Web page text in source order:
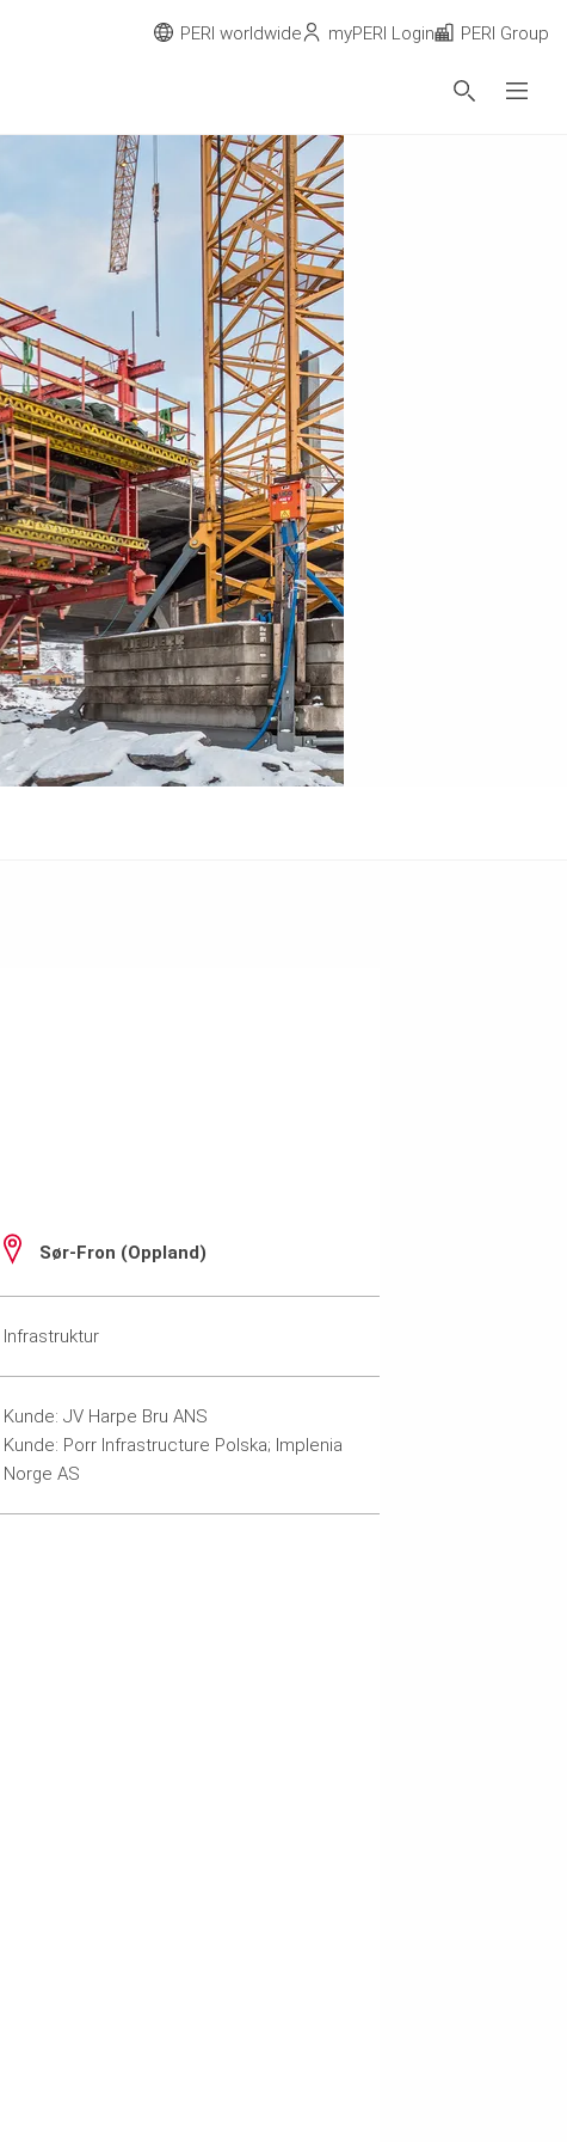
Sør-Fron (Oppland)
Infrastruktur
Kunde: JV Harpe Bru ANS
Kunde: Porr Infrastructure Polska; Implenia
Norge AS
PERI worldwide myPERI Login PERI Group